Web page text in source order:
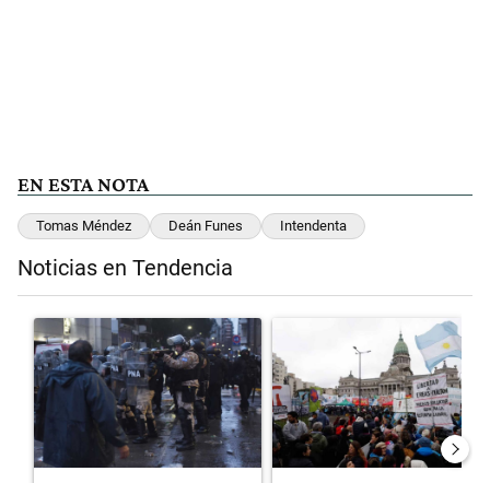
EN ESTA NOTA
Tomas Méndez Deán Funes Intendenta
Noticias en Tendencia
Un artículo de tendencia con el título "La tensión frente al
Un artículo de tendencia con